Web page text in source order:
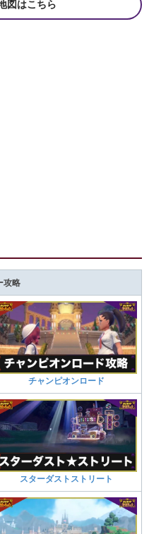
図はこちら
攻略
チャンピオンロード
スターダストストリート